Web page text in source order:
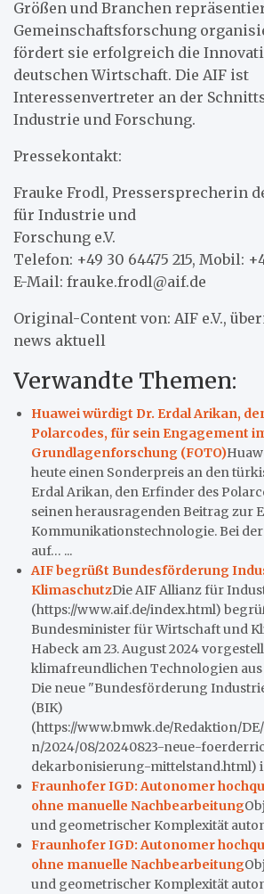
Größen und Branchen
Gemeinschaftsforschung
fördert sie erfolgreich die
deutschen Wirtschaft. Die AIF ist
Interessenvertreter an der
Industrie und Forschung.
Pressekontakt:
Frauke Frodl, Pressersprecherin
für Industrie und
Forschung e.V.
Telefon: +49 30 64475 215, Mobil:
E-Mail: frauke.frodl@aif.de
Original-Content von: AIF e.V.,
news aktuell
Verwandte Themen:
Huawei würdigt Dr. Erdal Arikan,
Polarcodes, für sein Engagement
Grundlagenforschung (FOTO)
heute einen Sonderpreis an den
Erdal Arikan, den Erfinder des
seinen herausragenden Beitrag zur
Kommunikationstechnologie. Bei
auf… ...
AIF begrüßt Bundesförderung
KlimaschutzDie AIF Allianz für
(https://www.aif.de/index.html)
Bundesminister für Wirtschaft und
Habeck am 23. August 2024
klimafreundlichen Technologien
Die neue "Bundesförderung
(BIK)
(https://www.bmwk.de/Redaktion/
n/2024/08/20240823-neue-
dekarbonisierung-mittelstand.html)
Fraunhofer IGD: Autonomer
ohne manuelle Nachbearbeitung
und geometrischer Komplexität
Fraunhofer IGD: Autonomer
ohne manuelle Nachbearbeitung
und geometrischer Komplexität